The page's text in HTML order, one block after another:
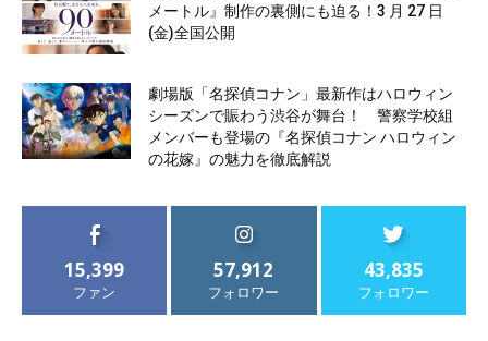
メートル』制作の裏側にも迫る！3 月 27 日
(金)全国公開
劇場版「名探偵コナン」最新作はハロウィン
シーズンで賑わう渋谷が舞台！ 警察学校組
メンバーも登場の『名探偵コナン ハロウィン
の花嫁』の魅力を徹底解説
15,399
ファン
57,912
フォロワー
43,835
フォロワー